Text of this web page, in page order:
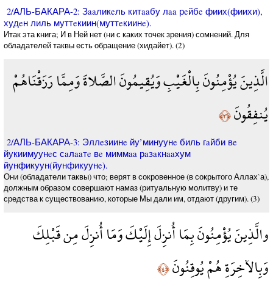
2/АЛЬ-БАКАРА-2: Зaaликeль китaaбу лaa рeйбe фиих(фиихи),
худeн лиль муттeкиин(муттeкиинe).
Итак эта книга; И в Ней нет (ни с каких точек зрения) сомнений. Для
обладателей таквы есть обращение (хидайет). (2)
الَّذِينَ يُؤْمِنُونَ بِالْغَيْبِ وَيُقِيمُونَ الصَّلاةَ وَمِمَّا رَزَقْنَاهُمْ
يُنفِقُونَ﴿٣﴾
2/АЛЬ-БАКАРА-3: Эллeзиинe йу’минуунe биль гaйби вe
йукиимуунeс сaлaaтe вe миммaa рaзaкнaaхум
йунфикуун(йунфикуунe).
Они (обладатели таквы) что; верят в сокровенное (в сокрытого Аллах`а),
должным образом совершают намаз (ритуальную молитву) и те
средства к существованию, которые Мы дали им, отдают (другим). (3)
والَّذِينَ يُؤْمِنُونَ بِمَا أُنزِلَ إِلَيْكَ وَمَا أُنزِلَ مِن قَبْلِكَ
وَبِالآخِرَةِ هُمْ يُوقِنُونَ﴿٤﴾